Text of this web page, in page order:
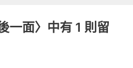
一面〉中有 1 則留